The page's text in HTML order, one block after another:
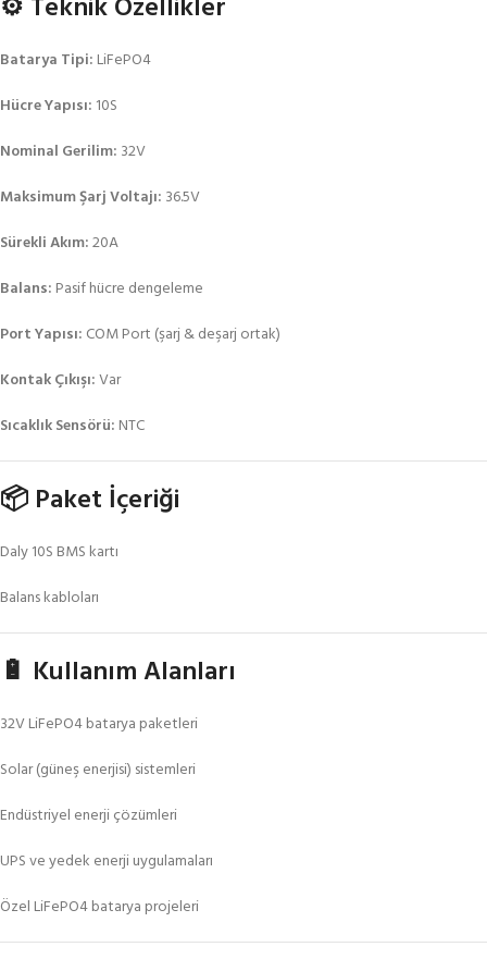
⚙️ Teknik Özellikler
Batarya Tipi: LiFePO4
Hücre Yapısı: 10S
Nominal Gerilim: 32V
Maksimum Şarj Voltajı: 36.5V
Sürekli Akım:20A
Balans: Pasif hücre dengeleme
Port Yapısı: COM Port (şarj & deşarj ortak)
Kontak Çıkışı:Var
Sıcaklık Sensörü: NTC
📦 Paket İçeriği
Daly 10S BMS kartı
Balans kabloları
🔋 Kullanım Alanları
32V LiFePO4 batarya paketleri
Solar (güneş enerjisi) sistemleri
Endüstriyel enerji çözümleri
UPS ve yedek enerji uygulamaları
Özel LiFePO4 batarya projeleri